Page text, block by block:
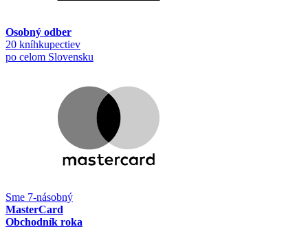
Osobný odber
20 kníhkupectiev
po celom Slovensku
Sme 7-násobný
MasterCard
Obchodník roka